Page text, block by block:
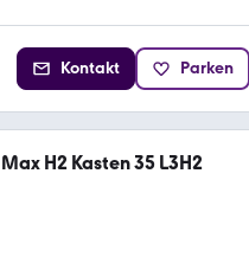
Kontakt Parken
H2 Kasten 35 L3H2